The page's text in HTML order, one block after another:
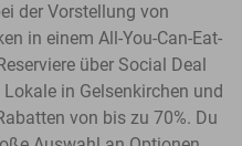
der Vorstellung von
in einem All-You-Can-Eat-
über Social Deal
in Gelsenkirchen und
von bis zu 70%. Du